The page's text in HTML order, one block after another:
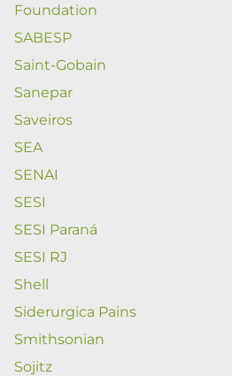
Foundation
SABESP
Saint-Gobain
Sanepar
Saveiros
SEA
SENAI
SESI
SESI Paraná
SESI RJ
Shell
Siderurgica Pains
Smithsonian
Sojitz